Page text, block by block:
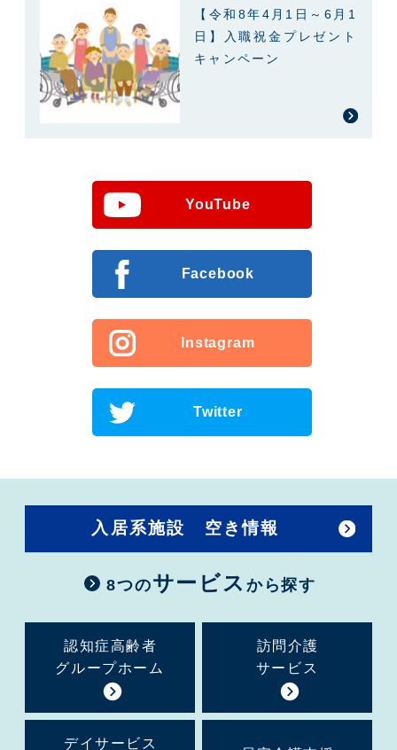
【令和8年4月1日～6月1
日】入職祝金プレゼント
キャンペーン
YouTube
Facebook
Instagram
Twitter
入居系施設 空き情報
8つのサービス から探す
認知症高齢者
グループホーム
訪問介護
サービス
デイサービス